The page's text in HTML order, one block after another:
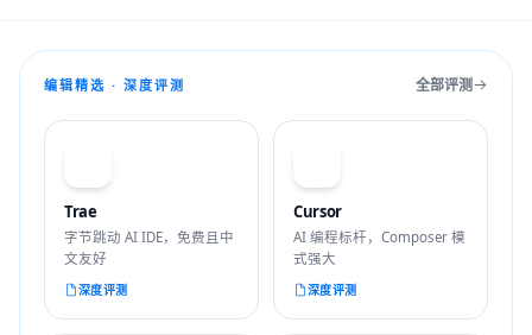
编辑精选 · 深度评测 全部评测
Trae
字节跳动 AI IDE，免费且中
文友好
深度评测
Cursor
AI 编程标杆，Composer 模
式强大
深度评测